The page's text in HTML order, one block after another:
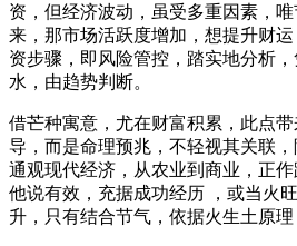
资，但经济波动，虽受多重因素，
来，那市场活跃度增加，想提升财
资步骤，即风险管控，踏实地分析
水，由趋势判断。
借芒种寓意，尤在财富积累，此点
导，而是命理预兆，不轻视其关联，
通观现代经济，从农业到商业，正作
他说有效，充据成功经历 ，或当火
升，只有结合节气，依据火生土原理